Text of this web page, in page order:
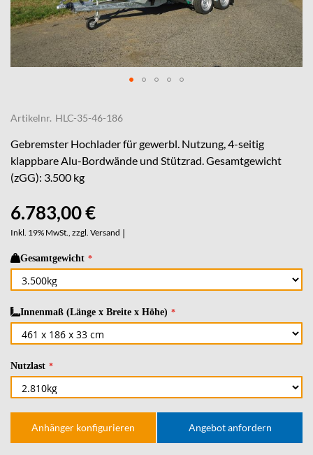
the
beginning
of
the
images
Artikelnr. HLC-35-46-186
Gebremster Hochlader für gewerbl. Nutzung, 4-seitig
klappbare Alu-Bordwände und Stützrad. Gesamtgewicht
(zGG): 3.500 kg
6.783,00 €
Inkl. 19% MwSt., zzgl. Versand |
Gesamtgewicht
Innenmaß (Länge x Breite x Höhe)
Nutzlast
Anhänger konfigurieren Angebot anfordern